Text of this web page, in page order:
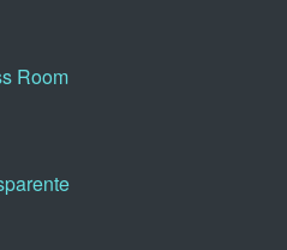
Room